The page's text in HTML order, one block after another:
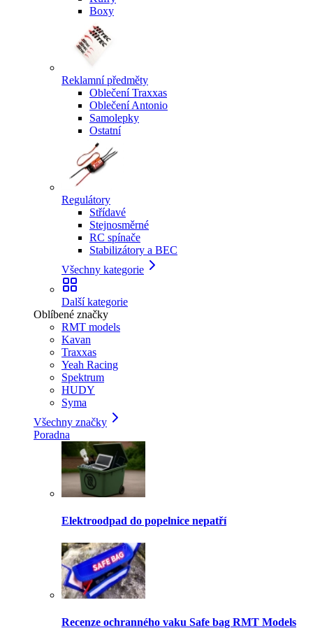
Boxy
Reklamní předměty
Oblečení Traxxas
Oblečení Antonio
Samolepky
Ostatní
Regulátory
Střídavé
Stejnosměrné
RC spínače
Stabilizátory a BEC
Všechny kategorie
Další kategorie
Oblíbené značky
RMT models
Kavan
Traxxas
Yeah Racing
Spektrum
HUDY
Syma
Všechny značky
Poradna
Elektroodpad do popelnice nepatří
Recenze ochranného vaku Safe bag RMT Models